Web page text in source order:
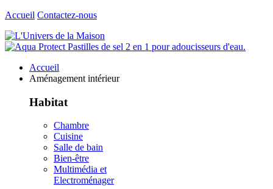
Accueil Contactez-nous
Accueil
Aménagement intérieur
Habitat
Chambre
Cuisine
Salle de bain
Bien-être
Multimédia et
Electroménager